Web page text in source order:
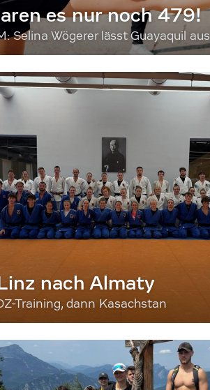
es nur noch 479!
Selina Wögerer lässt Guayaquil aus
nach Almaty
Training, dann Kasachstan